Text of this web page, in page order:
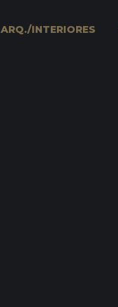
ARQ./INTERIORES